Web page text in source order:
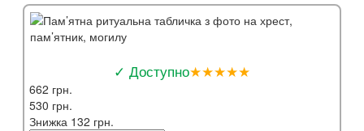
✓ Доступно★★★★★
662 грн.
530 грн.
Знижка 132 грн.